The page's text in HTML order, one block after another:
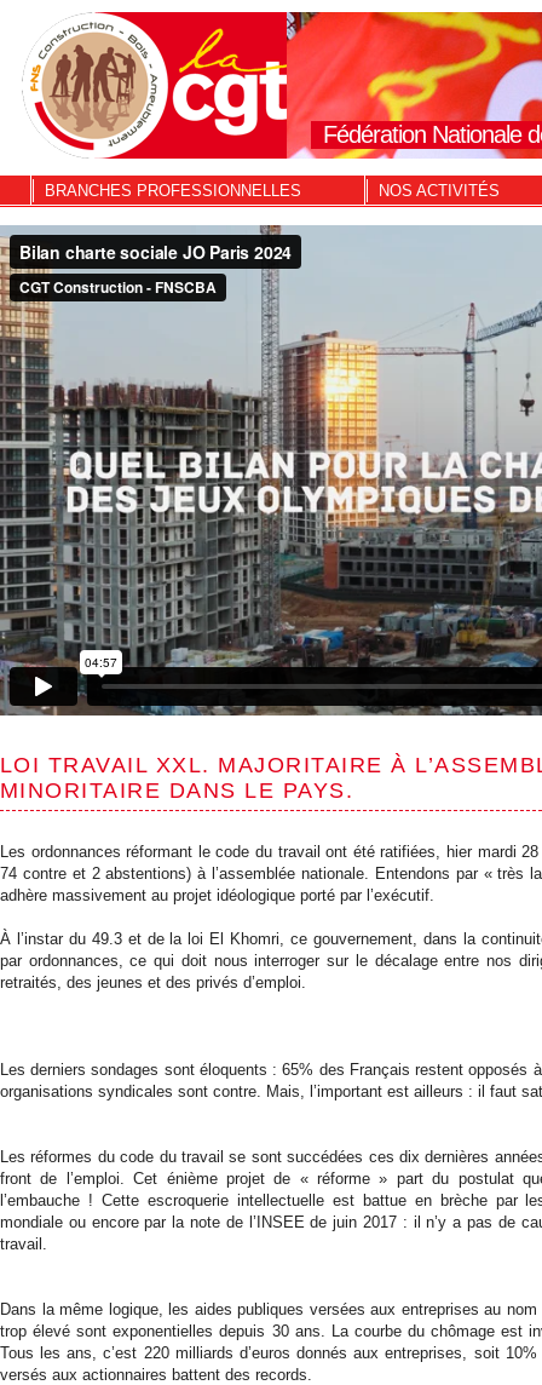
Fédération Nationale
BRANCHES PROFESSIONNELLES NOS ACTIVITÉS
LOI TRAVAIL XXL. MAJORITAIRE À
MINORITAIRE DANS LE PAYS.
Les ordonnances réformant le code du travail ont été ratifiées, hier mardi
74 contre et 2 abstentions) à l’assemblée nationale. Entendons par « très
adhère massivement au projet idéologique porté par l’exécutif.
À l’instar du 49.3 et de la loi El Khomri, ce gouvernement, dans la
par ordonnances, ce qui doit nous interroger sur le décalage entre nos
retraités, des jeunes et des privés d’emploi.
Les derniers sondages sont éloquents : 65% des Français restent opposés
organisations syndicales sont contre. Mais, l’important est ailleurs : il faut
Les réformes du code du travail se sont succédées ces dix dernières
front de l’emploi. Cet énième projet de « réforme » part du postulat
l’embauche ! Cette escroquerie intellectuelle est battue en brèche par
mondiale ou encore par la note de l’INSEE de juin 2017 : il n’y a pas de
travail.
Dans la même logique, les aides publiques versées aux entreprises au
trop élevé sont exponentielles depuis 30 ans. La courbe du chômage est
Tous les ans, c’est 220 milliards d’euros donnés aux entreprises, soit
versés aux actionnaires battent des records.